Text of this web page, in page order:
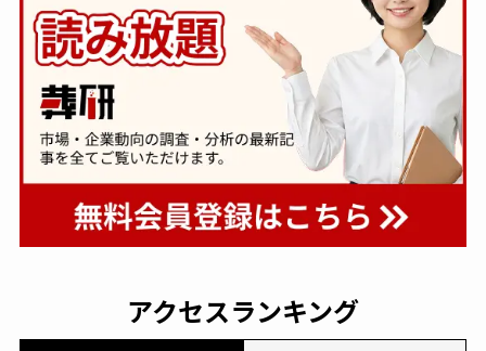
アクセスランキング